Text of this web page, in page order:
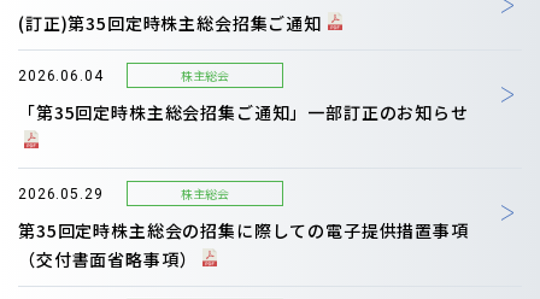
(訂正)第35回定時株主総会招集ご通知
2026.06.04 株主総会
「第35回定時株主総会招集ご通知」一部訂正のお知らせ
2026.05.29 株主総会
第35回定時株主総会の招集に際しての電子提供措置事項
（交付書面省略事項）